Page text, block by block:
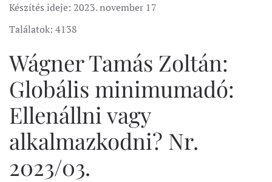
Készítés ideje: 2023. november 17
Találatok: 4138
Wágner Tamás Zoltán:
Globális minimumadó:
Ellenállni vagy
alkalmazkodni? Nr.
2023/03.